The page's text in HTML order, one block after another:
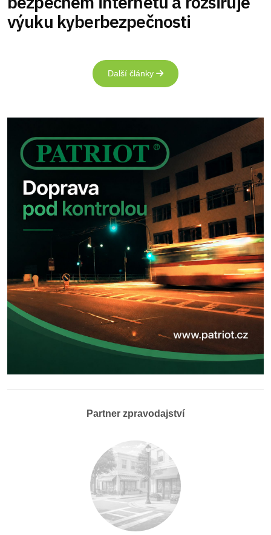
výuku kyberbezpečnosti
Další články
Partner zpravodajství